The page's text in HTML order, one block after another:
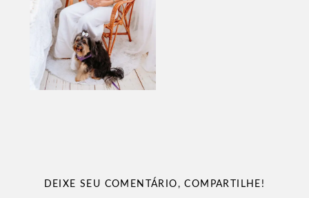
DEIXE SEU COMENTÁRIO, COMPARTILHE!